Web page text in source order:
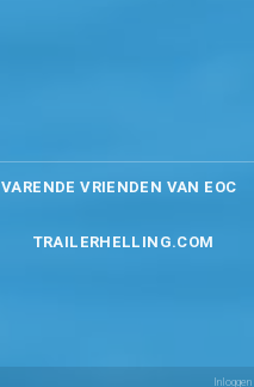
VARENDE VRIENDEN VAN EOC
TRAILERHELLING.COM
Inloggen|